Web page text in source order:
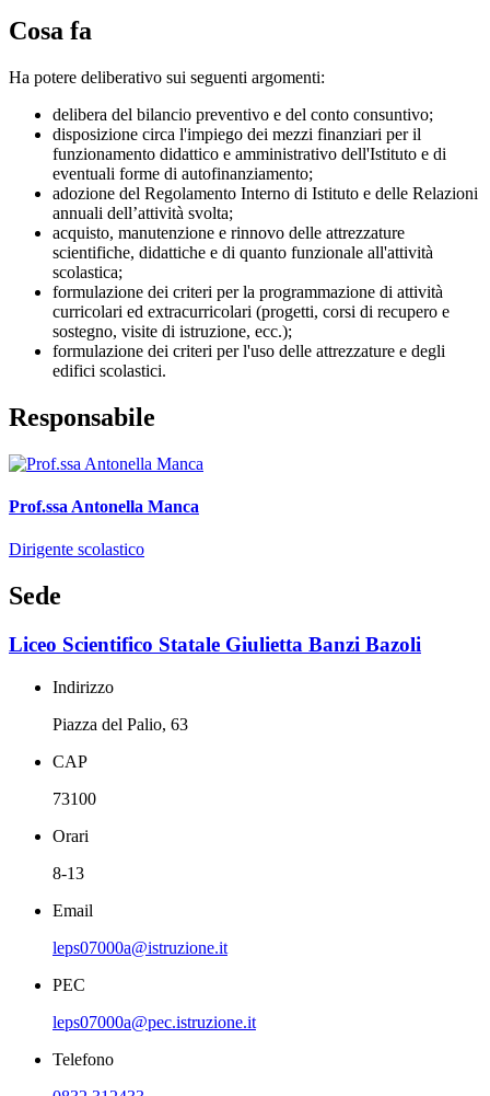
Cosa fa
Ha potere deliberativo sui seguenti argomenti:
delibera del bilancio preventivo e del conto consuntivo;
disposizione circa l'impiego dei mezzi finanziari per il
funzionamento didattico e amministrativo dell'Istituto e di
eventuali forme di autofinanziamento;
adozione del Regolamento Interno di Istituto e delle Relazioni
annuali dell’attività svolta;
acquisto, manutenzione e rinnovo delle attrezzature
scientifiche, didattiche e di quanto funzionale all'attività
scolastica;
formulazione dei criteri per la programmazione di attività
curricolari ed extracurricolari (progetti, corsi di recupero e
sostegno, visite di istruzione, ecc.);
formulazione dei criteri per l'uso delle attrezzature e degli
edifici scolastici.
Responsabile
Prof.ssa Antonella Manca
Dirigente scolastico
Sede
Liceo Scientifico Statale Giulietta Banzi Bazoli
Indirizzo
Piazza del Palio, 63
CAP
73100
Orari
8-13
Email
leps07000a@istruzione.it
PEC
leps07000a@pec.istruzione.it
Telefono